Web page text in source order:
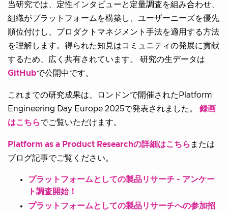
当研究では、定性インタビューと定量調査を組み合わせ、
組織がプラットフォームを構築し、ユーザーニーズを優先
順位付けし、プロダクトマネジメント手法を適用する方法
を理解します。得られた知見はコミュニティの発展に貢献
するため、広く共有されています。 研究の生データは
GitHubで公開中です。
これまでの研究成果は、ロンドンで開催されたPlatform
Engineering Day Europe 2025で発表されました。 録画
はこちらでご覧いただけます。
Platform as a Product Researchの詳細はこちら または
ブログ記事でご覧ください。
プラットフォームとしての製品リサーチ - アンケー
ト調査開始！
プラットフォームとしての製品リサーチへの参加招